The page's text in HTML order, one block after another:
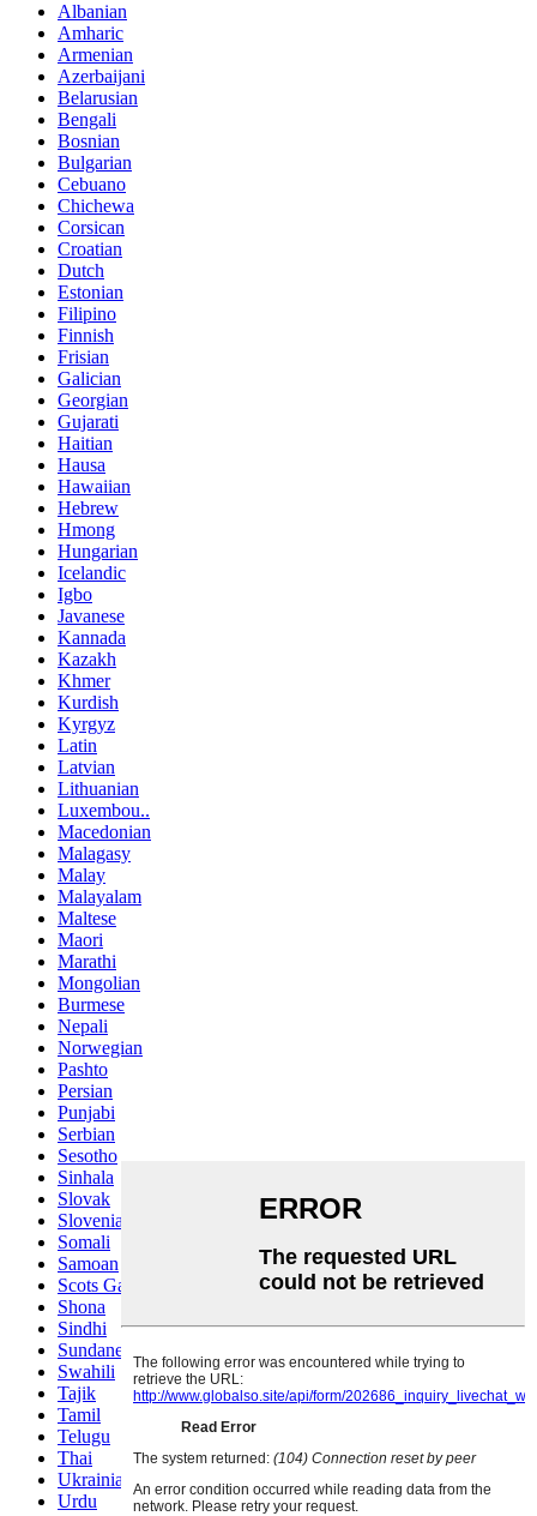
Albanian
Amharic
Armenian
Azerbaijani
Belarusian
Bengali
Bosnian
Bulgarian
Cebuano
Chichewa
Corsican
Croatian
Dutch
Estonian
Filipino
Finnish
Frisian
Galician
Georgian
Gujarati
Haitian
Hausa
Hawaiian
Hebrew
Hmong
Hungarian
Icelandic
Igbo
Javanese
Kannada
Kazakh
Khmer
Kurdish
Kyrgyz
Latin
Latvian
Lithuanian
Luxembou..
Macedonian
Malagasy
Malay
Malayalam
Maltese
Maori
Marathi
Mongolian
Burmese
Nepali
Norwegian
Pashto
Persian
Punjabi
Serbian
Sesotho
Sinhala
Slovak
Slovenian
Somali
Samoan
Scots Gaelic
Shona
Sindhi
Sundanese
Swahili
Tajik
Tamil
Telugu
Thai
Ukrainian
Urdu